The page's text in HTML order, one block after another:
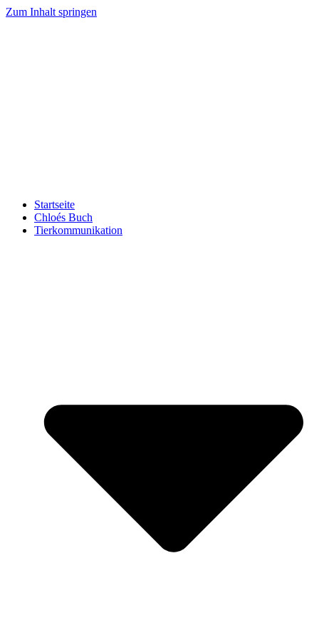
Zum Inhalt springen
Startseite
Chloés Buch
Tierkommunikation